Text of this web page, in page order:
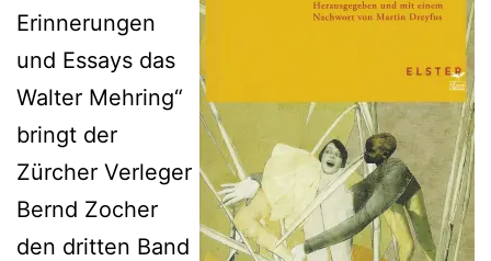
Erinnerungen
und Essays das
Walter Mehring“
bringt der
Zürcher Verleger
Bernd Zocher
den dritten Band